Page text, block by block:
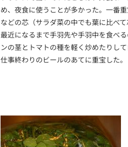
め、夜食に使うことが多かった。一番
などの芯（サラダ菜の中でも葉に比べ
最近になるまで手羽先や手羽中を食べ
ンの茎とトマトの種を軽く炒めたりし
仕事終わりのビールのあてに重宝した。